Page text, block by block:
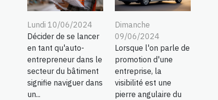
Lundi 10/06/2024
Décider de se lancer
en tant qu'auto-
entrepreneur dans le
secteur du bâtiment
signifie naviguer dans
un...
Dimanche
09/06/2024
Lorsque l'on parle de
promotion d'une
entreprise, la
visibilité est une
pierre angulaire du